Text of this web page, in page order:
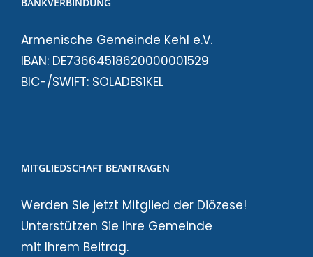
Armenische Gemeinde Kehl e.V.
IBAN: DE73664518620000001529
BIC-/SWIFT: SOLADES1KEL
MITGLIEDSCHAFT BEANTRAGEN
Werden Sie jetzt Mitglied der Diözese!
Unterstützen Sie Ihre Gemeinde
mit Ihrem Beitrag.